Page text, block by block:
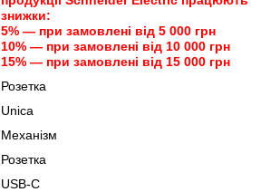
знижки:
5% — при замовлені від 5 000 грн
10% — при замовлені від 10 000 грн
15% — при замовлені від 15 000 грн
Розетка
Unica
Механізм
Розетка
USB-С